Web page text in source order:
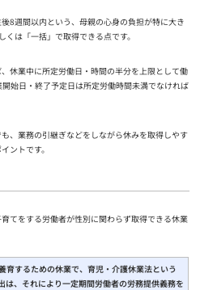
8週間以内という、母親の心身の負担が特に大き
は「一括」で取得できる点です。
休業中に所定労働日・時間の半分を上限として働
始日・終了予定日は所定労働時間未満でなければ
、業務の引継ぎなどをしながら休みを取得しやす
ントです。
てをする労働者が性別に関わらず取得できる休業
育するための休業で、育児・介護休業法という
は、それにより一定期間労働者の労務提供義務を